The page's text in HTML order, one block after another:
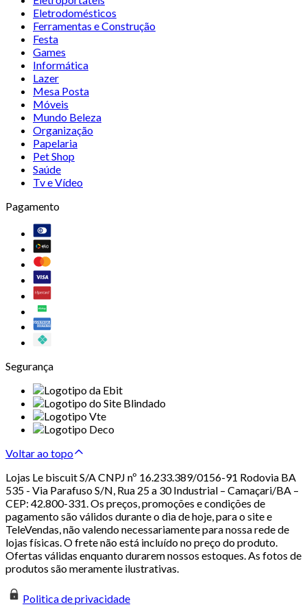
Eletrodomésticos
Ferramentas e Construção
Festa
Games
Informática
Lazer
Mesa Posta
Móveis
Mundo Beleza
Organização
Papelaria
Pet Shop
Saúde
Tv e Vídeo
Pagamento
Segurança
Voltar ao topo
Lojas Le biscuit S/A CNPJ nº 16.233.389/0156-91 Rodovia BA
535 - Via Parafuso S/N, Rua 25 a 30 Industrial – Camaçari/BA –
CEP: 42.800-331. Os preços, promoções e condições de
pagamento são válidos durante o dia de hoje, para o site e
TeleVendas, não valendo necessariamente para nossa rede de
lojas físicas. O frete não está incluído no preço do produto.
Ofertas válidas enquanto durarem nossos estoques. As fotos de
produtos são meramente ilustrativas.
Politica de privacidade